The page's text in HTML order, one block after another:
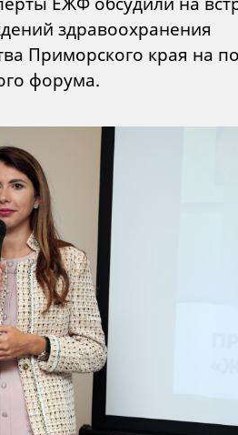
здравоохранения
Приморского края на
форума.